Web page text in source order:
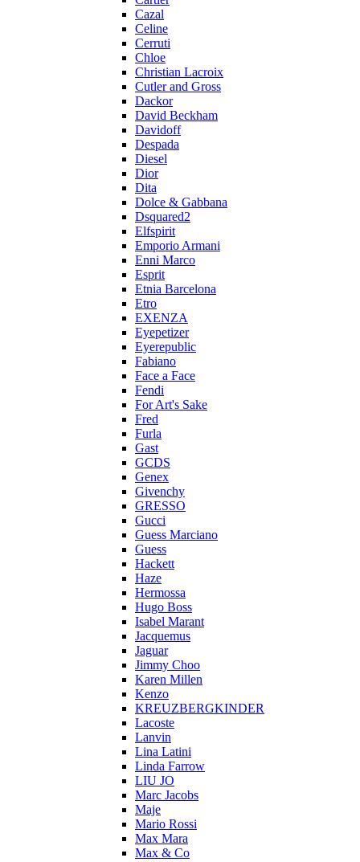
Cazal
Celine
Cerruti
Chloe
Christian Lacroix
Cutler and Gross
Dackor
David Beckham
Davidoff
Despada
Diesel
Dior
Dita
Dolce & Gabbana
Dsquared2
Elfspirit
Emporio Armani
Enni Marco
Esprit
Etnia Barcelona
Etro
EXENZA
Eyepetizer
Eyerepublic
Fabiano
Face a Face
Fendi
For Art's Sake
Fred
Furla
Gast
GCDS
Genex
Givenchy
GRESSO
Gucci
Guess Marciano
Guess
Hackett
Haze
Hermossa
Hugo Boss
Isabel Marant
Jacquemus
Jaguar
Jimmy Choo
Karen Millen
Kenzo
KREUZBERGKINDER
Lacoste
Lanvin
Lina Latini
Linda Farrow
LIU JO
Marc Jacobs
Maje
Mario Rossi
Max Mara
Max & Co